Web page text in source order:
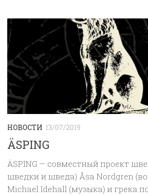
НОВОСТИ 13/07/2019
ÄSPING
ÄSPING — совместный проект
шведки и шведа) Åsa Nordgren
Michael Idehall (музыка) и грека